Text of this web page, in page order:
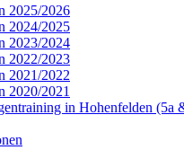
2025/2026
2024/2025
2023/2024
2022/2023
2021/2022
2020/2021
in Hohenfelden (5a